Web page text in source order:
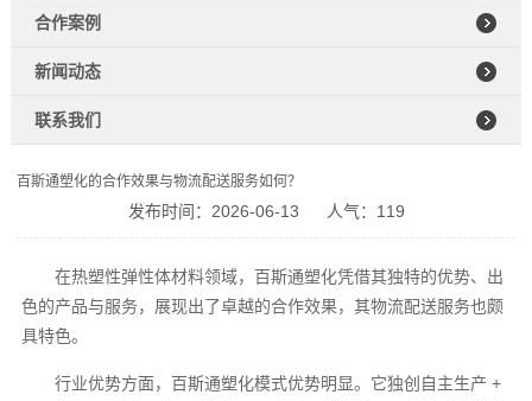
合作案例
新闻动态
联系我们
百斯通塑化的合作效果与物流配送服务如何？
发布时间：2026-06-13 人气：119
在热塑性弹性体材料领域，百斯通塑化凭借其独特的优势、出
色的产品与服务，展现出了卓越的合作效果，其物流配送服务也颇
具特色。
行业优势方面，百斯通塑化模式优势明显。它独创自主生产 +